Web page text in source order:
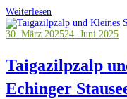
Weiterlesen
30. März 202524. Juni 2025
Taigazilpzalp
Echinger